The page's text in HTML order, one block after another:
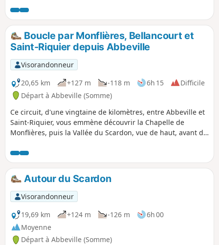
printemps (ou de toute autre saison pourvu que vous soyez
équipé en conséquence).
Boucle par Monflières, Bellancourt et
Saint-Riquier depuis Abbeville
Visorandonneur
20,65 km
+127 m -118 m 6h 15
Difficile
Départ à Abbeville (Somme)
Ce circuit, d'une vingtaine de kilomètres, entre Abbeville et
Saint-Riquier, vous emmène découvrir la Chapelle de
Monflières, puis la Vallée du Scardon, vue de haut, avant de
Autour du Scardon
Visorandonneur
19,69 km
+124 m -126 m
6h 00
Moyenne
Départ à Abbeville (Somme)